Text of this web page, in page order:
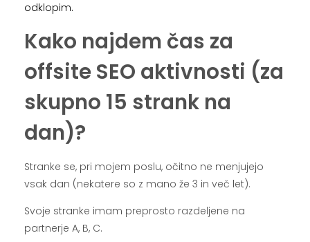
odklopim.
Kako najdem čas za
offsite SEO aktivnosti (za
skupno 15 strank na
dan)?
Stranke se, pri mojem poslu, očitno ne menjujejo
vsak dan (nekatere so z mano že 3 in več let).
Svoje stranke imam preprosto razdeljene na
partnerje A, B, C.